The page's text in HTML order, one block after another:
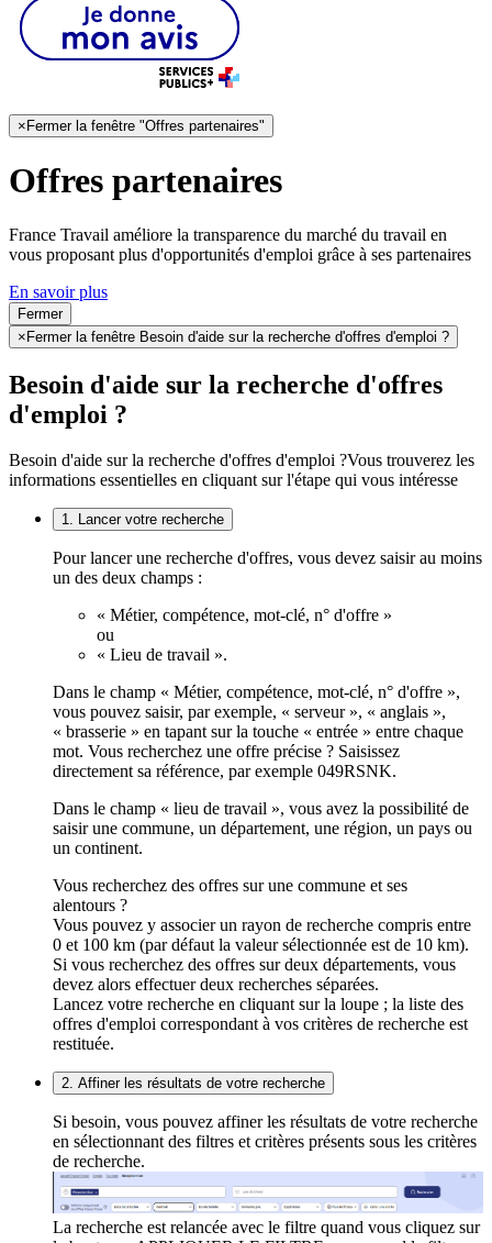
× Fermer la fenêtre "Offres partenaires"
Offres partenaires
France Travail améliore la transparence du marché du travail en
vous proposant plus d'opportunités d'emploi grâce à ses partenaires
En savoir plus
Fermer
×Fermer la fenêtre Besoin d'aide sur la recherche d'offres d'emploi ?
Besoin d'aide sur la recherche d'offres
d'emploi ?
Besoin d'aide sur la recherche d'offres d'emploi ?Vous trouverez les
informations essentielles en cliquant sur l'étape qui vous intéresse
1. Lancer votre recherche
Pour lancer une recherche d'offres, vous devez saisir au moins
un des deux champs :
« Métier, compétence, mot-clé, n° d'offre »
ou
« Lieu de travail ».
Dans le champ « Métier, compétence, mot-clé, n° d'offre »,
vous pouvez saisir, par exemple, « serveur », « anglais »,
« brasserie » en tapant sur la touche « entrée » entre chaque
mot. Vous recherchez une offre précise ? Saisissez
directement sa référence, par exemple 049RSNK.
Dans le champ « lieu de travail », vous avez la possibilité de
saisir une commune, un département, une région, un pays ou
un continent.
Vous recherchez des offres sur une commune et ses
alentours ?
Vous pouvez y associer un rayon de recherche compris entre
0 et 100 km (par défaut la valeur sélectionnée est de 10 km).
Si vous recherchez des offres sur deux départements, vous
devez alors effectuer deux recherches séparées.
Lancez votre recherche en cliquant sur la loupe ; la liste des
offres d'emploi correspondant à vos critères de recherche est
restituée.
2. Affiner les résultats de votre recherche
Si besoin, vous pouvez affiner les résultats de votre recherche
en sélectionnant des filtres et critères présents sous les critères
de recherche.
La recherche est relancée avec le filtre quand vous cliquez sur